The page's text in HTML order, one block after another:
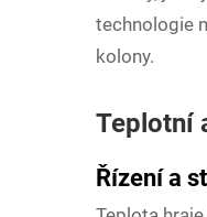
technologie
kolony.
Teplotní
Řízení a